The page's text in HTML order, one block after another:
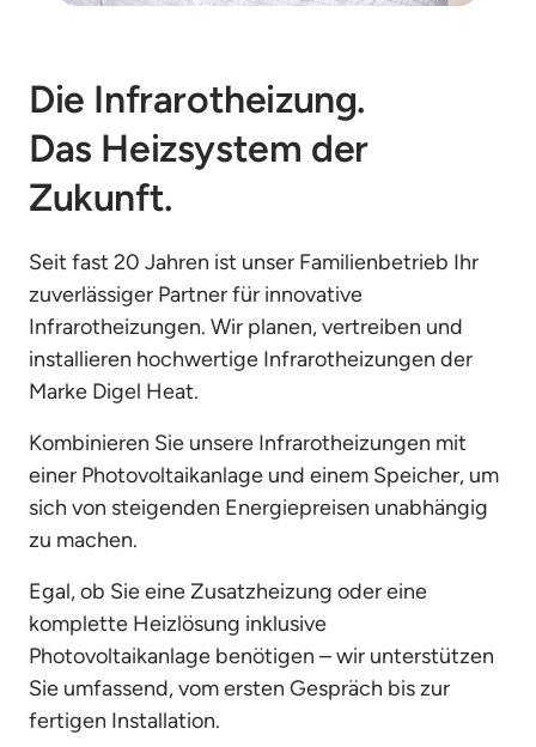
Die Infrarotheizung.
Das Heizsystem der
Zukunft.
Seit fast 20 Jahren ist unser Familienbetrieb Ihr
zuverlässiger Partner für innovative
Infrarotheizungen. Wir planen, vertreiben und
installieren hochwertige Infrarotheizungen der
Marke Digel Heat.
Kombinieren Sie unsere Infrarotheizungen mit
einer Photovoltaikanlage und einem Speicher, um
sich von steigenden Energiepreisen unabhängig
zu machen.
Egal, ob Sie eine Zusatzheizung oder eine
komplette Heizlösung inklusive
Photovoltaikanlage benötigen – wir unterstützen
Sie umfassend, vom ersten Gespräch bis zur
fertigen Installation.